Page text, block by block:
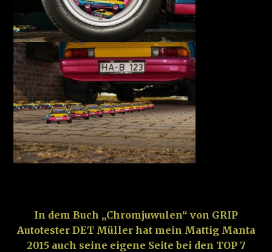
In dem Buch „Chromjuwulen“ von GRIP
Autotester DET Müller hat mein Mattig Manta
2015 auch seine eigene Seite bei den TOP 7